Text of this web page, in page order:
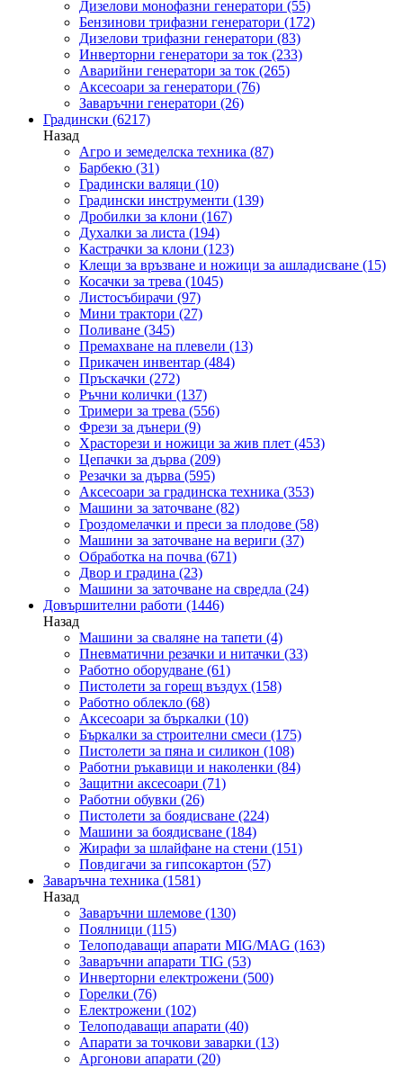
Дизелови монофазни генератори (55)
Бензинови трифазни генератори (172)
Дизелови трифазни генератори (83)
Инверторни генератори за ток (233)
Аварийни генератори за ток (265)
Аксесоари за генератори (76)
Заваръчни генератори (26)
Градински (6217)
Назад
Агро и земеделска техника (87)
Барбекю (31)
Градински валяци (10)
Градински инструменти (139)
Дробилки за клони (167)
Духалки за листа (194)
Кастрачки за клони (123)
Клещи за връзване и ножици за ашладисване (15)
Косачки за трева (1045)
Листосъбирачи (97)
Мини трактори (27)
Поливане (345)
Премахване на плевели (13)
Прикачен инвентар (484)
Пръскачки (272)
Ръчни колички (137)
Тримери за трева (556)
Фрези за дънери (9)
Храсторези и ножици за жив плет (453)
Цепачки за дърва (209)
Резачки за дърва (595)
Аксесоари за градинска техника (353)
Машини за заточване (82)
Гроздомелачки и преси за плодове (58)
Машини за заточване на вериги (37)
Обработка на почва (671)
Двор и градина (23)
Машини за заточване на свредла (24)
Довършителни работи (1446)
Назад
Машини за сваляне на тапети (4)
Пневматични резачки и нитачки (33)
Работно оборудване (61)
Пистолети за горещ въздух (158)
Работно облекло (68)
Аксесоари за бъркалки (10)
Бъркалки за строителни смеси (175)
Пистолети за пяна и силикон (108)
Работни ръкавици и наколенки (84)
Защитни аксесоари (71)
Работни обувки (26)
Пистолети за боядисване (224)
Машини за боядисване (184)
Жирафи за шлайфане на стени (151)
Повдигачи за гипсокартон (57)
Заваръчна техника (1581)
Назад
Заваръчни шлемове (130)
Поялници (115)
Телоподаващи апарати MIG/MAG (163)
Заваръчни апарати TIG (53)
Инверторни електрожени (500)
Горелки (76)
Електрожени (102)
Телоподаващи апарати (40)
Апарати за точкови заварки (13)
Аргонови апарати (20)